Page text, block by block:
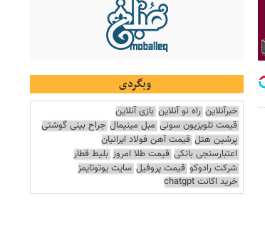
وبگردی
خبرآنلاین راه نو آنلاین بازی آنلاین
قیمت تلویزیون سونی مبل مینیمال جراح بینی گوشتی
پرشین هتل قیمت آهن فولاد ایرانیان
اعتبارسنجی بانکی قیمت طلا امروز بلیط قطار
شرکت رادوکو قیمت پروفیل سایت یوتوتایمز
خرید اکانت chatgpt